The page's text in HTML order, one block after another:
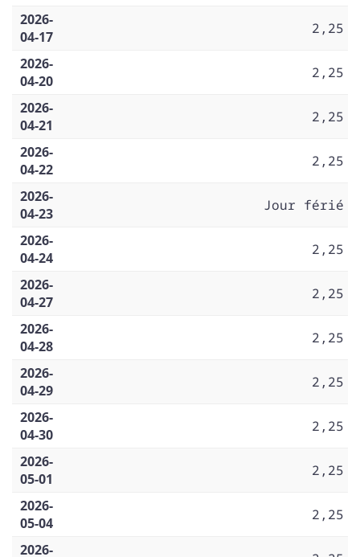
2026-
04-17
2,25
2026-
04-20
2,25
2026-
04-21
2,25
2026-
04-22
2,25
2026-
04-23
Jour férié
2026-
04-24
2,25
2026-
04-27
2,25
2026-
04-28
2,25
2026-
04-29
2,25
2026-
04-30
2,25
2026-
05-01
2,25
2026-
05-04
2,25
2026-